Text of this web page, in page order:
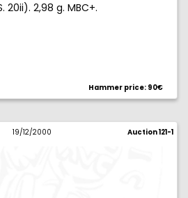
20ii). 2,98 g. MBC+.
Hammer price: 90€
19/12/2000 Auction 121-1